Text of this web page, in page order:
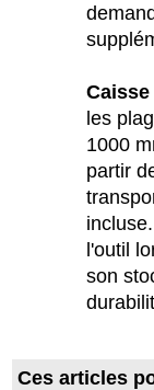
les
1000
partir
l'outil
son
Ces articles